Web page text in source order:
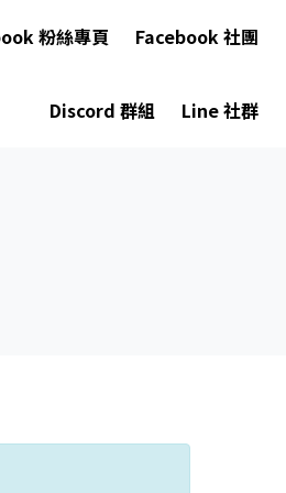
粉絲專頁 Facebook 社團
Discord 群組 Line 社群